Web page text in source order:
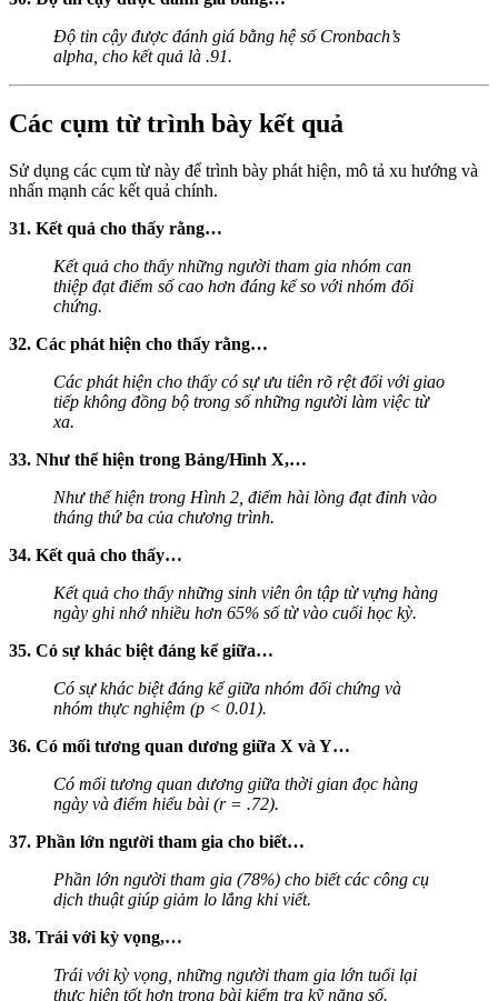
Độ tin cậy được đánh giá bằng hệ số Cronbach’s
alpha, cho kết quả là .91.
Các cụm từ trình bày kết quả
Sử dụng các cụm từ này để trình bày phát hiện, mô tả xu hướng và
nhấn mạnh các kết quả chính.
31. Kết quả cho thấy rằng…
Kết quả cho thấy những người tham gia nhóm can
thiệp đạt điểm số cao hơn đáng kể so với nhóm đối
chứng.
32. Các phát hiện cho thấy rằng…
Các phát hiện cho thấy có sự ưu tiên rõ rệt đối với giao
tiếp không đồng bộ trong số những người làm việc từ
xa.
33. Như thể hiện trong Bảng/Hình X,…
Như thể hiện trong Hình 2, điểm hài lòng đạt đỉnh vào
tháng thứ ba của chương trình.
34. Kết quả cho thấy…
Kết quả cho thấy những sinh viên ôn tập từ vựng hàng
ngày ghi nhớ nhiều hơn 65% số từ vào cuối học kỳ.
35. Có sự khác biệt đáng kể giữa…
Có sự khác biệt đáng kể giữa nhóm đối chứng và
nhóm thực nghiệm (p < 0.01).
36. Có mối tương quan dương giữa X và Y…
Có mối tương quan dương giữa thời gian đọc hàng
ngày và điểm hiểu bài (r = .72).
37. Phần lớn người tham gia cho biết…
Phần lớn người tham gia (78%) cho biết các công cụ
dịch thuật giúp giảm lo lắng khi viết.
38. Trái với kỳ vọng,…
Trái với kỳ vọng, những người tham gia lớn tuổi lại
thực hiện tốt hơn trong bài kiểm tra kỹ năng số.